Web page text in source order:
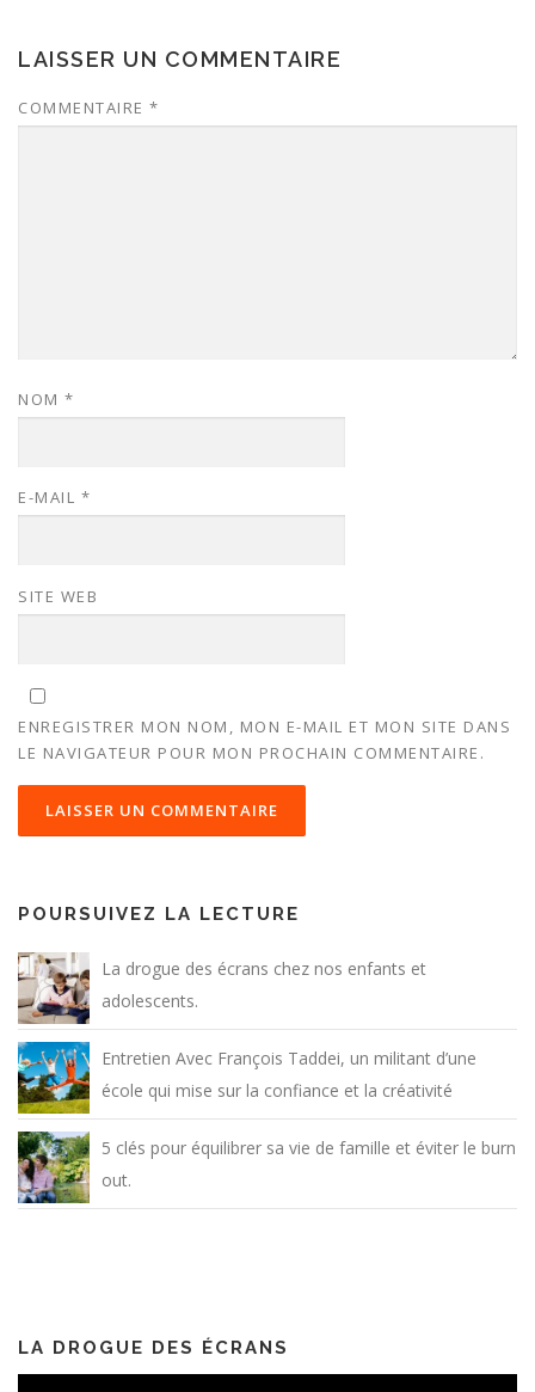
LAISSER UN COMMENTAIRE
COMMENTAIRE *
NOM *
E-MAIL *
SITE WEB
ENREGISTRER MON NOM, MON E-MAIL ET MON SITE DANS
LE NAVIGATEUR POUR MON PROCHAIN COMMENTAIRE.
POURSUIVEZ LA LECTURE
La drogue des écrans chez nos enfants et
adolescents.
Entretien Avec François Taddei, un militant d’une
école qui mise sur la confiance et la créativité
5 clés pour équilibrer sa vie de famille et éviter le burn
out.
LA DROGUE DES ÉCRANS